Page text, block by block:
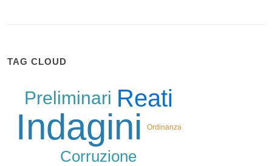
TAG CLOUD
Preliminari Reati
Indagini Ordinanza
Corruzione